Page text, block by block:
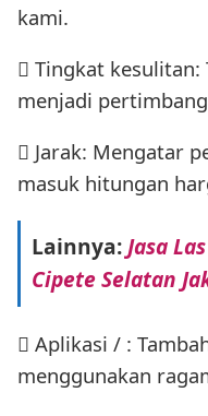
kami.
 Tingkat
menjadi
 Jarak: Mengatar
masuk hitungan
Lainnya:Jasa
Cipete Selatan
 Aplikasi / :
menggunakan